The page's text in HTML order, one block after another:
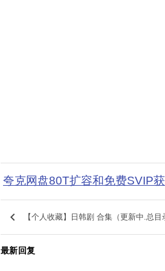
夸克网盘80T扩容和免费SVIP
keyboard_arrow_left 【个人收藏】日韩剧 合集（更新中.总目
最新回复